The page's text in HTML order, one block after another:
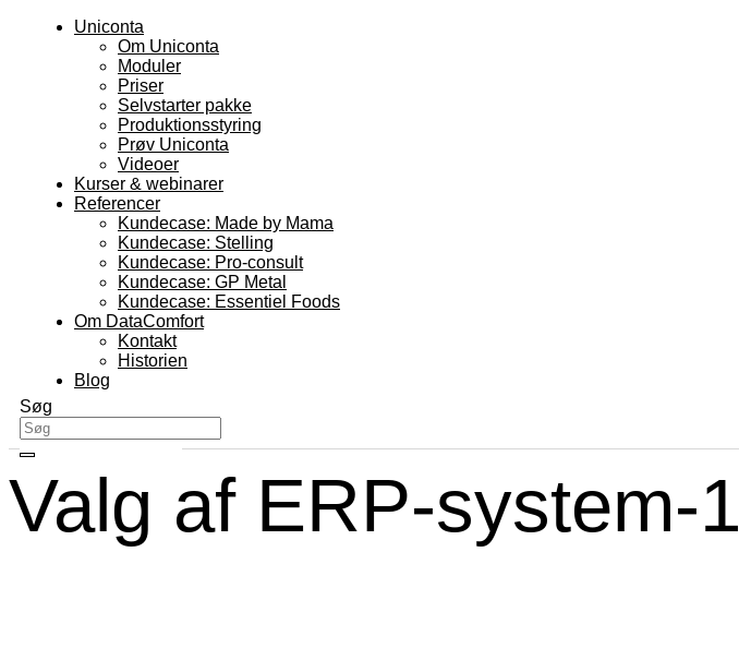
Uniconta
Om Uniconta
Moduler
Priser
Selvstarter pakke
Produktionsstyring
Prøv Uniconta
Videoer
Kurser & webinarer
Referencer
Kundecase: Made by Mama
Kundecase: Stelling
Kundecase: Pro-consult
Kundecase: GP Metal
Kundecase: Essentiel Foods
Om DataComfort
Kontakt
Historien
Blog
Søg
Valg af ERP-system-1